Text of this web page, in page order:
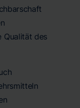
Qualität des